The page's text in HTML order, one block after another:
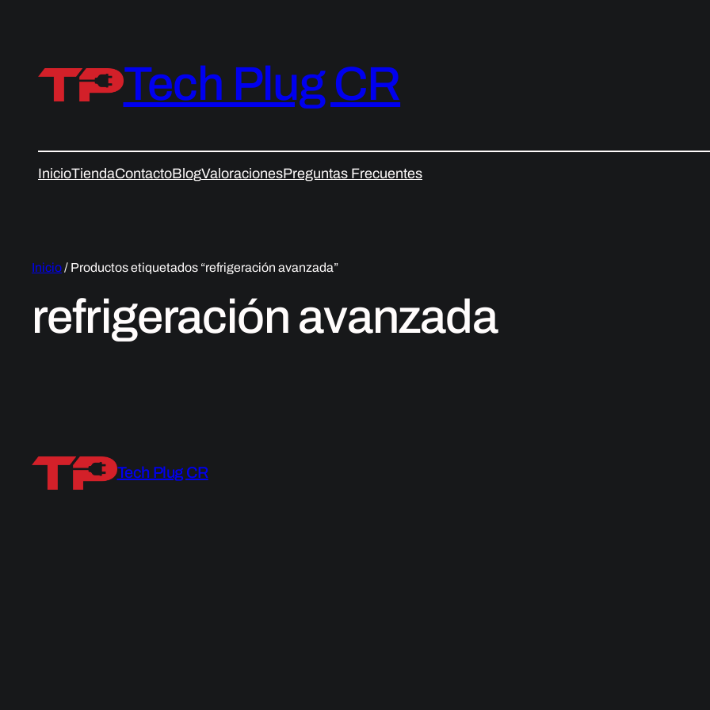
Tech Plug CR
InicioTiendaContactoBlogValoracionesPreguntas Frecuentes
Inicio/ Productos etiquetados “refrigeración avanzada”
refrigeración avanzada
Tech Plug CR